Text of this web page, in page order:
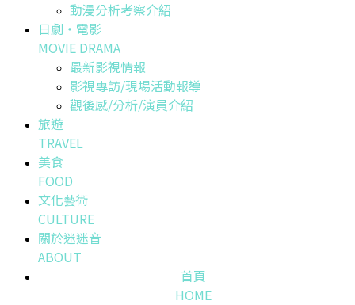
動漫分析考察介紹
日劇・電影
MOVIE DRAMA
最新影視情報
影視專訪/現場活動報導
觀後感/分析/演員介紹
旅遊
TRAVEL
美食
FOOD
文化藝術
CULTURE
關於迷迷音
ABOUT
首頁
HOME